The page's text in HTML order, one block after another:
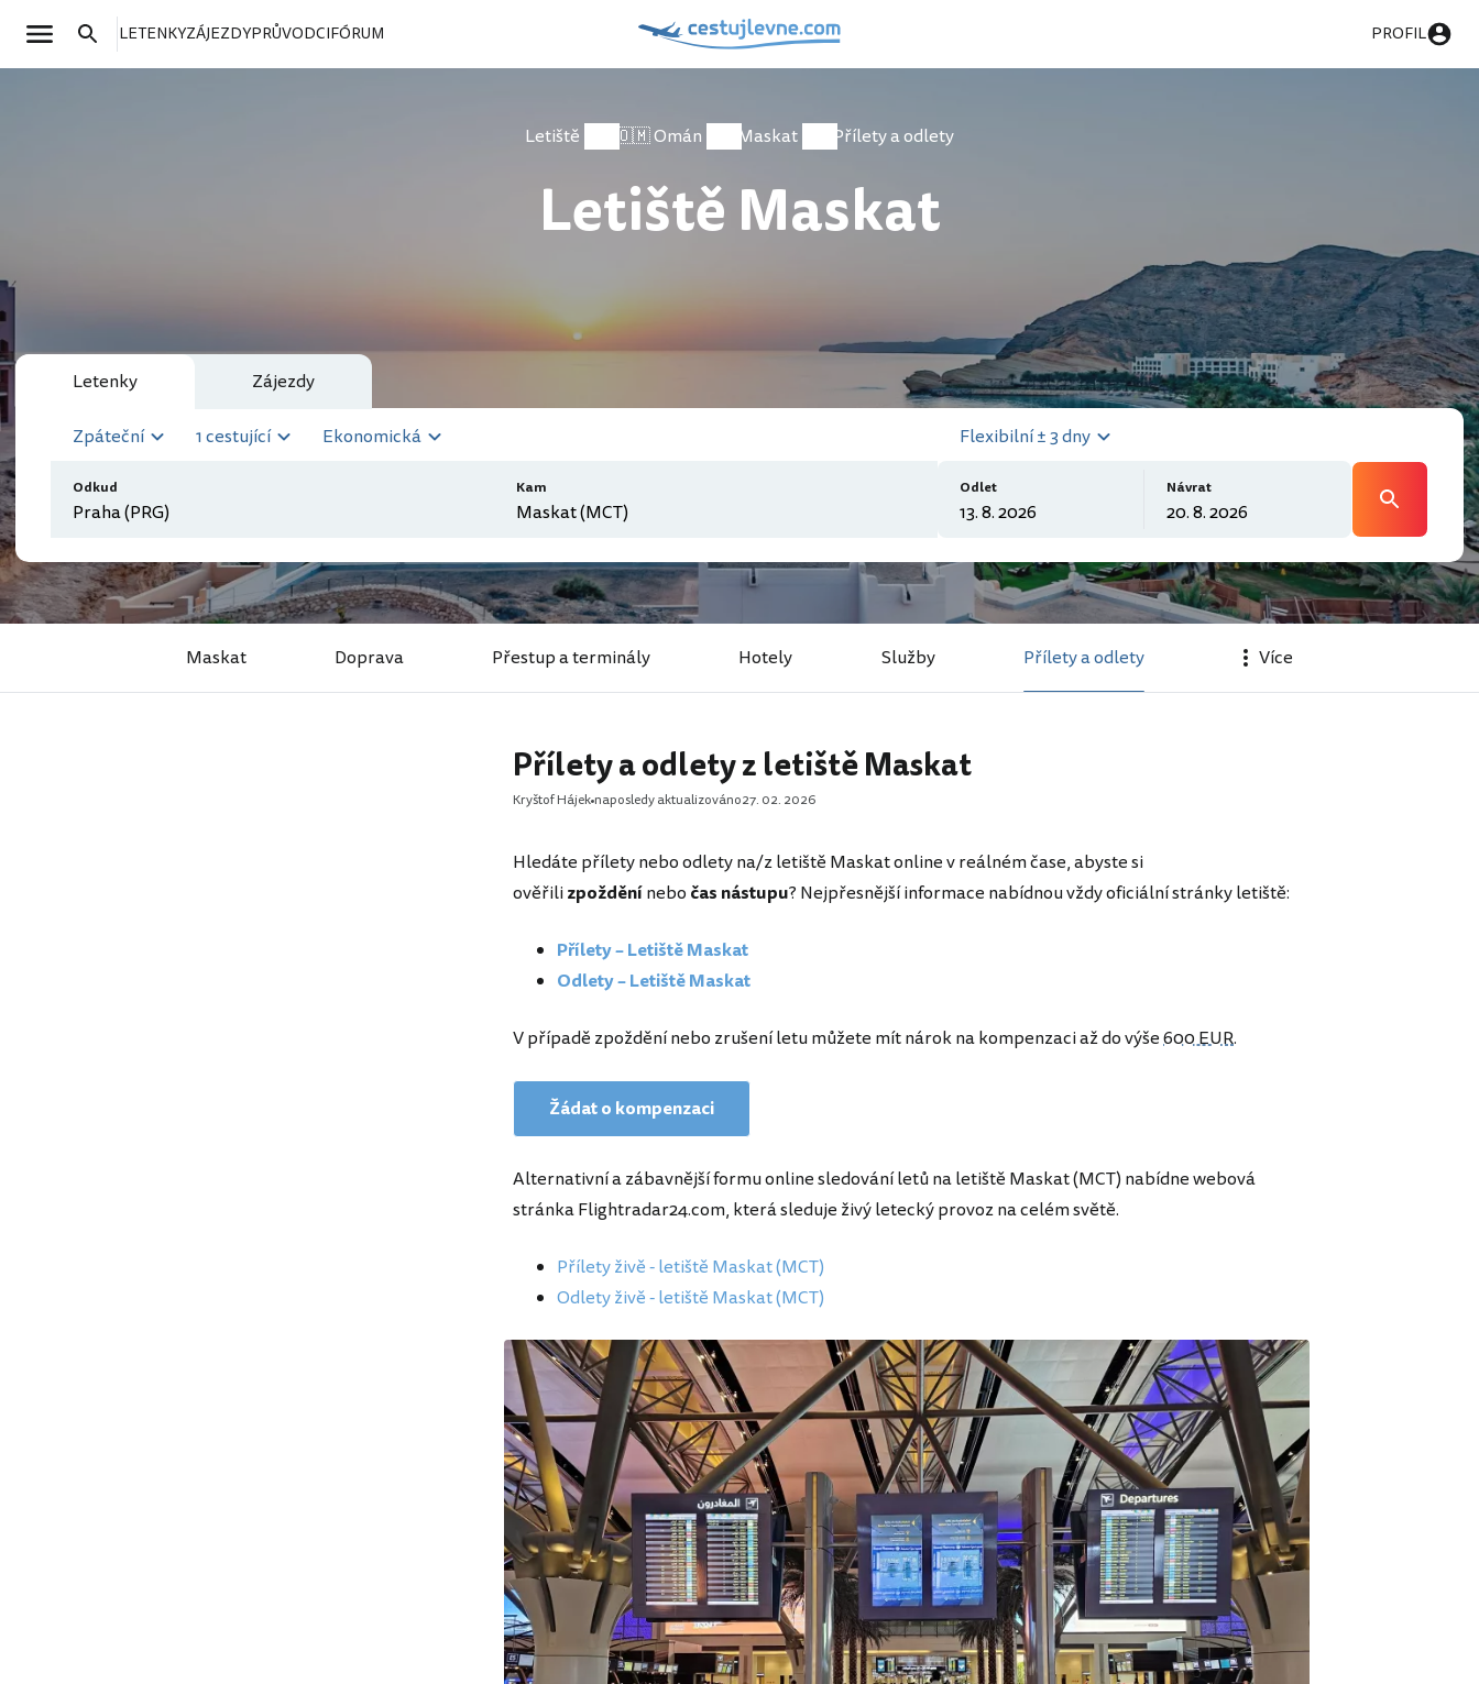
LETENKYZÁJEZDYPRŮVODCIFÓRUM PROFIL
Letiště 🇴🇲 Omán Maskat Přílety a odlety
Letiště Maskat
Letenky Zájezdy
Zpáteční 1 cestující Ekonomická
Odkud Kam
Flexibilní ± 3 dny
Odlet Návrat
Maskat Doprava Přestup a terminály Hotely Služby Přílety a odlety Více
Přílety a odlety z letiště Maskat
Kryštof Hájek naposledy aktualizováno27. 02. 2026
Hledáte přílety nebo odlety na/z letiště Maskat online v reálném čase, abyste si
ověřilizpožděnínebo čas nástupu? Nejpřesnější informace nabídnou vždy oficiální stránky letiště:
Přílety – Letiště Maskat
Odlety – Letiště Maskat
V případě zpoždění nebo zrušení letu můžete mít nárok na kompenzaci až do výše600 EUR.
Žádat o kompenzaci
Alternativní a zábavnější formu online sledování letů na letiště Maskat (MCT) nabídne webová
stránka Flightradar24.com, která sleduje živý letecký provoz na celém světě.
Přílety živě - letiště Maskat (MCT)
Odlety živě - letiště Maskat (MCT)